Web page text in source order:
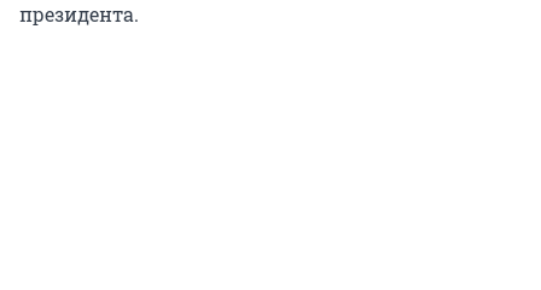
президента.